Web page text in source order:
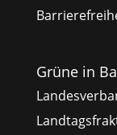
Grüne in